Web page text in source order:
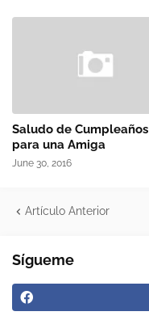
Saludo de Cumpleaños
para una Amiga
June 30, 2016
Artículo Anterior
Sígueme